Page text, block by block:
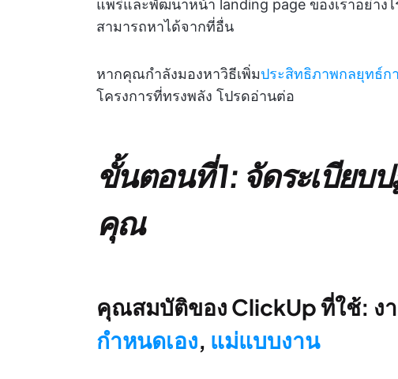
แพร่และพัฒนาหน้า landing page ของเราอย่า
สามารถหาได้จากที่อื่น
หากคุณกำลังมองหาวิธีเพิ่มประสิทธิภาพกลยุทธ์ก
โครงการที่ทรงพลัง โปรดอ่านต่อ
ขั้นตอนที่ 1: จัดระเบีย
คุณ
คุณสมบัติของ ClickUp ที่ใช้: ง
กำหนดเอง, แม่แบบงาน